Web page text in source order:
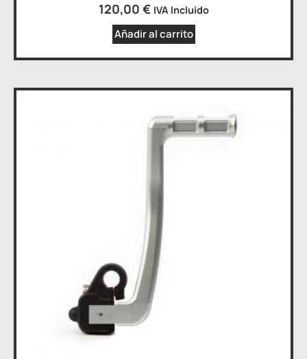
120,00 € IVA Incluido
Añadir al carrito